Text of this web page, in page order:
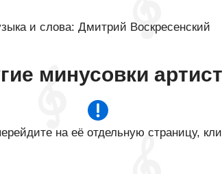
и слова: Дмитрий Воскресенский
минусовки
на её отдельную страницу,